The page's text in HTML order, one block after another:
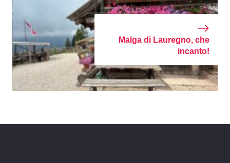
Malga di Lauregno, che
incanto!